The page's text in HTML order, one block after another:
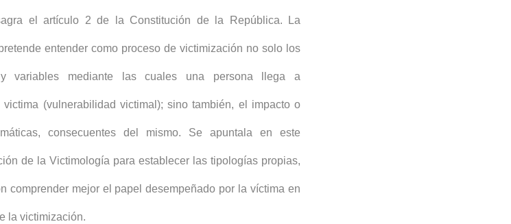
el artículo 2 de la Constitución de la República. La
entender como proceso de victimización no solo los
y variables mediante las cuales una persona llega a
victima (vulnerabilidad victimal); sino también, el impacto o
consecuentes del mismo. Se apuntala en este
de la Victimología para establecer las tipologías propias,
comprender mejor el papel desempeñado por la víctima en
la victimización.